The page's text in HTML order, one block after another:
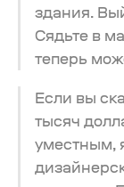
здания.
Сядьте в
теперь
Если вы
тысяч
уместным,